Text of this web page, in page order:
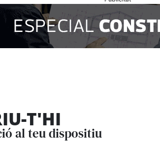
T'HI
al teu dispositiu